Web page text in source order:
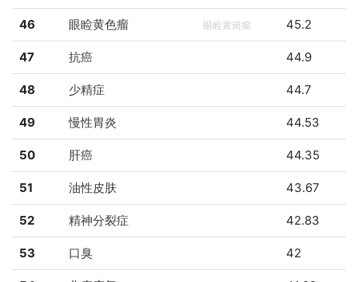
46 眼睑黄色瘤 眼睑黄斑瘤 45.2
47 抗癌 44.9
48 少精症 44.7
49 慢性胃炎 44.53
50 肝癌 44.35
51 油性皮肤 43.67
52 精神分裂症 42.83
53 口臭 42